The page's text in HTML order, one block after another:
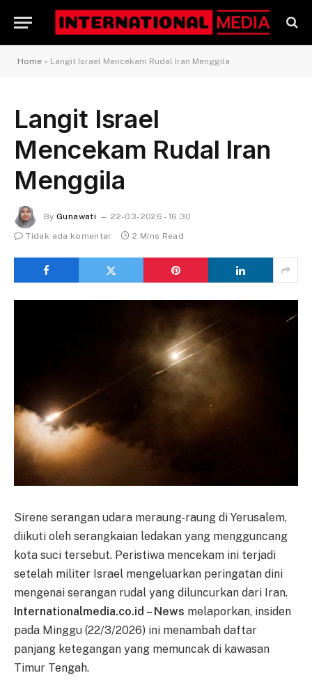
Home » Langit Israel Mencekam Rudal Iran Menggila
Langit Israel
Mencekam Rudal Iran
Menggila
By Gunawati
22-03-2026 - 16.30
Tidak ada komentar
2 Mins Read
Sirene serangan udara meraung-raung di Yerusalem,
diikuti oleh serangkaian ledakan yang mengguncang
kota suci tersebut. Peristiwa mencekam ini terjadi
setelah militer Israel mengeluarkan peringatan dini
mengenai serangan rudal yang diluncurkan dari Iran.
Internationalmedia.co.id – News melaporkan, insiden
pada Minggu (22/3/2026) ini menambah daftar
panjang ketegangan yang memuncak di kawasan
Timur Tengah.